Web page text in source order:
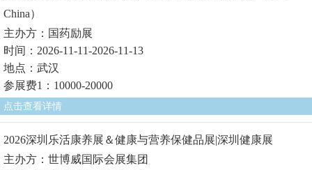
China）
主办方：国药励展
时间：2026-11-11-2026-11-13
地点：武汉
参展费1：10000-20000
点击查看详情
2026深圳乐活康养展＆健康与营养保健品展|深圳健康展
主办方：世博威国际会展集团